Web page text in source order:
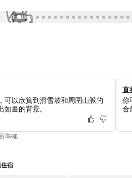
1 / 99
可以欣賞到滑雪坡和周圍山脈的
畫的背景。
直
你
合
準確。
宿